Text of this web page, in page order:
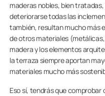
maderas nobles, bien
deteriorarse todas las
también, resultan mucho más
de otros materiales
madera y los elementos
la terraza siempre aportan
materiales mucho más
Eso sí, tendrás que comprobar